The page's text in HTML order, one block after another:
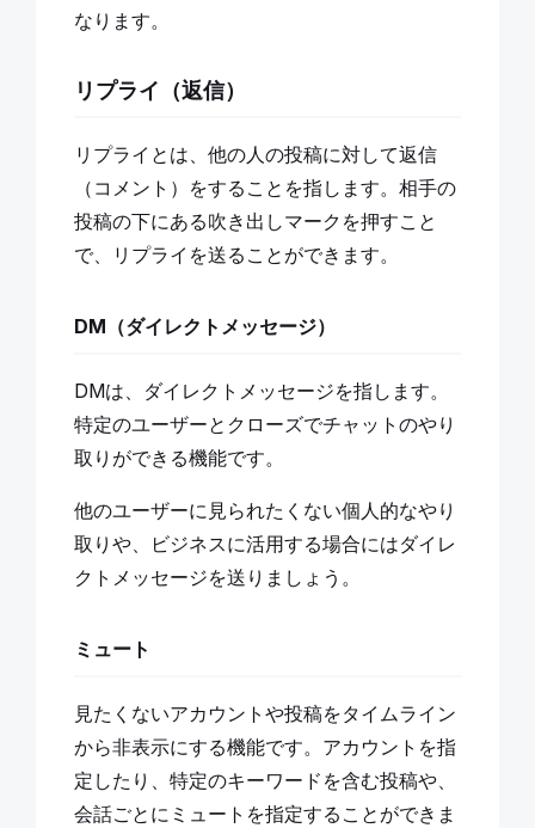
なります。
リプライ（返信）
リプライとは、他の人の投稿に対して返信
（コメント）をすることを指します。相手の
投稿の下にある吹き出しマークを押すこと
で、リプライを送ることができます。
DM（ダイレクトメッセージ）
DMは、ダイレクトメッセージを指します。
特定のユーザーとクローズでチャットのやり
取りができる機能です。
他のユーザーに見られたくない個人的なやり
取りや、ビジネスに活用する場合にはダイレ
クトメッセージを送りましょう。
ミュート
見たくないアカウントや投稿をタイムライン
から非表示にする機能です。アカウントを指
定したり、特定のキーワードを含む投稿や、
会話ごとにミュートを指定することができま